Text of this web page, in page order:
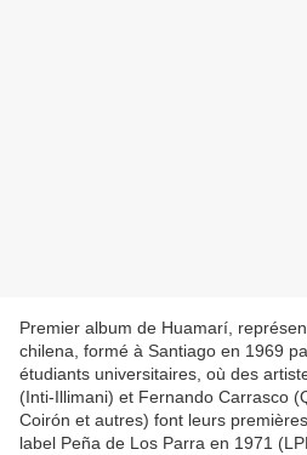
Premier album de Huamarí,
chilena, formé à Santiago en 1969
étudiants universitaires, où des
(Inti-Illimani) et Fernando Carrasco
Coirón et autres) font leurs
label Peña de Los Parra en 1971